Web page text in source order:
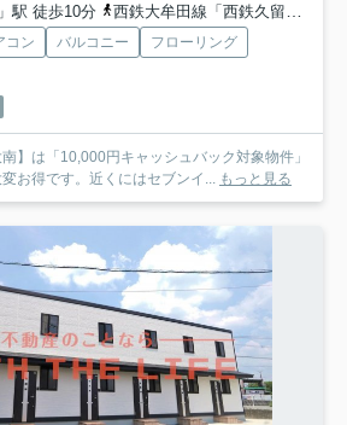
駅 徒歩10分
西鉄大牟田線「西鉄久留米」駅 徒歩27分
コン バルコニー
フローリング
】は「10,000円キャッシュバック対象物件」
お得です。近くにはセブンイ... もっと見る